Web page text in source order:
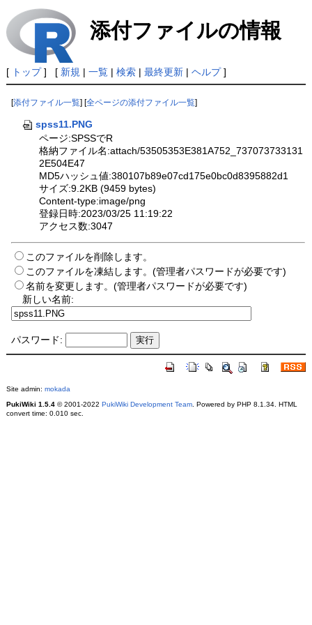
添付ファイルの情報
[ トップ] [ 新規 | 一覧| 検索| 最終更新| ヘルプ]
[添付ファイル一覧 ] [全ページの添付ファイル一覧
spss11.PNG
ページ:SPSSでR
格納ファイル名:attach/53505353E381A752_737073733131
2E504E47
MD5ハッシュ値:380107b89e07cd175e0bc0d8395882d1
サイズ:9.2KB (9459 bytes)
Content-type:image/png
登録日時:2023/03/25 11:19:22
アクセス数:3047
このファイルを削除します。
このファイルを凍結します。(管理者パスワードが必要です)
名前を変更します。(管理者パスワードが必要です)
新しい名前:
パスワード:
Site admin: mokada
PukiWiki 1.5.4© 2001-2022 PukiWiki Development Team. Powered by PHP 8.1.34. HTML
convert time: 0.010 sec.